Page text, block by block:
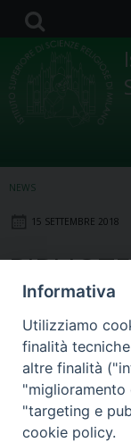
Skip
content
NEWS
15 SETTEMBRE 2018
Dal 17 al 28 settembre
per l'avvio del nuovo
Informativa
Utilizziamo
finalità
altre finalità
"miglioramento
"targeting e
cookie policy.